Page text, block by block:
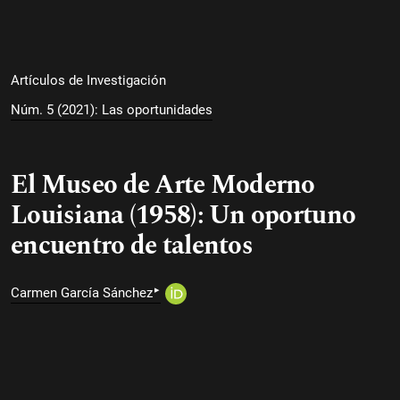
Artículos de Investigación
Núm. 5 (2021): Las oportunidades
El Museo de Arte Moderno
Louisiana (1958): Un oportuno
encuentro de talentos
Carmen García Sánchez▸